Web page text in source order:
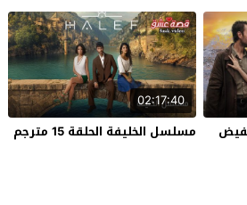
02:17:40
مسلسل الخليفة الحلقة 15 مترجم